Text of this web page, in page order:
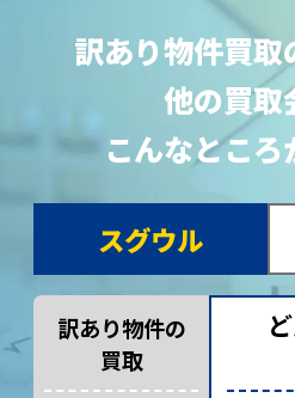
訳あり物件買取
他の買取
こんなとこ
スグウル
訳あり物件の
買取